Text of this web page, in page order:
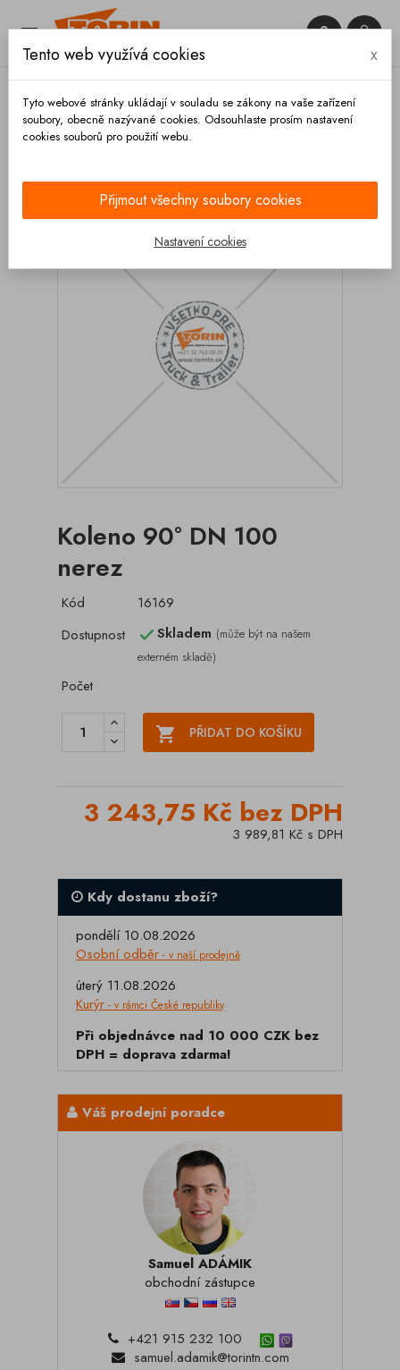
 

Koleno 90° DN 100
nerez
Kód
16169
Dostupnost
Skladem (může být na našem
externém skladě)
Počet
 PŘIDAT DO KOŠÍKU
3 243,75 Kč bez DPH
3 989,81 Kč s DPH
Kdy dostanu zboží?
pondělí 10.08.2026
Osobní odběr - v naší prodejně
úterý 11.08.2026
Kurýr - v rámci České republiky
Při objednávce nad 10 000 CZK bez
DPH = doprava zdarma!
Váš prodejní poradce
Samuel ADÁMIK
obchodní zástupce
+421 915 232 100
samuel.adamik@torintn.com
Tento web využívá cookies x
Tyto webové stránky ukládají v souladu se zákony na vaše zařízení
soubory, obecně nazývané cookies. Odsouhlaste prosím nastavení
cookies souborů pro použití webu.
Přijmout všechny soubory cookies
Nastavení cookies